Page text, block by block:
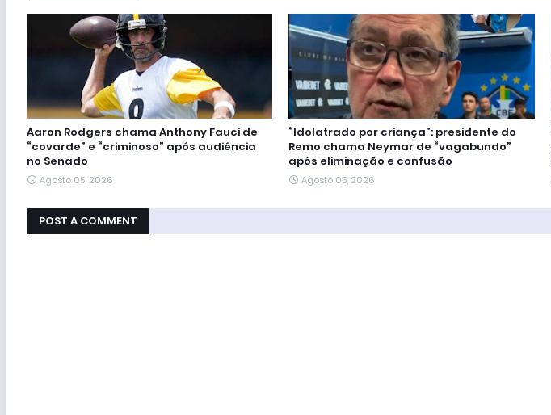
Aaron Rodgers chama Anthony Fauci de
“covarde” e “criminoso” após audiência
no Senado
Agosto 05, 2026
“Idolatrado por criança”: presidente do
Remo chama Neymar de “vagabundo”
após eliminação e confusão
Agosto 05, 2026
POST A COMMENT